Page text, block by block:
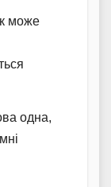
може
одна,